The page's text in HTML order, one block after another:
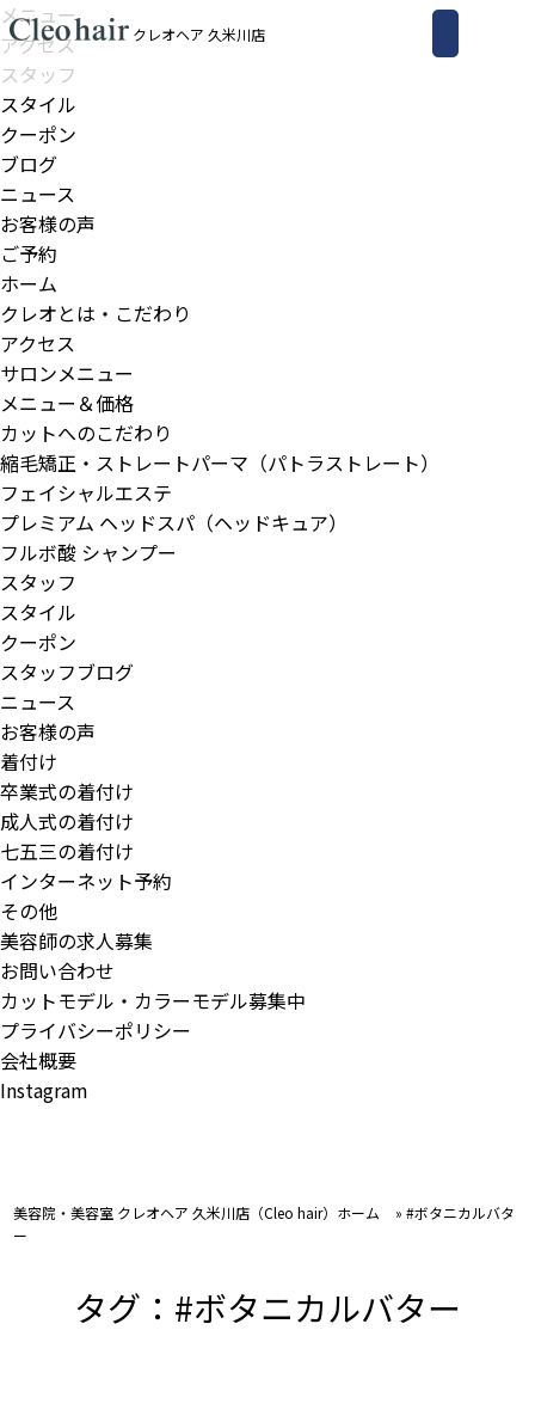
クレオヘア 久米川店
メニュー
アクセス
スタッフ
スタイル
クーポン
ブログ
ニュース
お客様の声
ご予約
ホーム
クレオとは・こだわり
アクセス
サロンメニュー
メニュー＆価格
カットへのこだわり
縮毛矯正・ストレートパーマ（パトラストレート）
フェイシャルエステ
プレミアム ヘッドスパ（ヘッドキュア）
フルボ酸 シャンプー
スタッフ
スタイル
クーポン
スタッフブログ
ニュース
お客様の声
着付け
卒業式の着付け
成人式の着付け
七五三の着付け
インターネット予約
その他
美容師の求人募集
お問い合わせ
カットモデル・カラーモデル募集中
プライバシーポリシー
会社概要
Instagram
美容院・美容室 クレオヘア 久米川店（Cleo hair）ホーム »#ボタニカルバタ
ー
タグ：#ボタニカルバター